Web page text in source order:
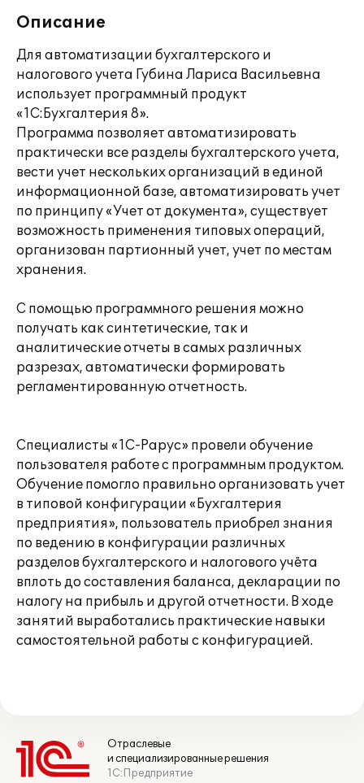
Описание
Для автоматизации бухгалтерского и
налогового учета Губина Лариса Васильевна
использует программный продукт
«1С:Бухгалтерия 8».
Программа позволяет автоматизировать
практически все разделы бухгалтерского учета,
вести учет нескольких организаций в единой
информационной базе, автоматизировать учет
по принципу «Учет от документа», существует
возможность применения типовых операций,
организован партионный учет, учет по местам
хранения.
С помощью программного решения можно
получать как синтетические, так и
аналитические отчеты в самых различных
разрезах, автоматически формировать
регламентированную отчетность.
Специалисты «1С-Рарус» провели обучение
пользователя работе с программным продуктом.
Обучение помогло правильно организовать учет
в типовой конфигурации «Бухгалтерия
предприятия», пользователь приобрел знания
по ведению в конфигурации различных
разделов бухгалтерского и налогового учёта
вплоть до составления баланса, декларации по
налогу на прибыль и другой отчетности. В ходе
занятий выработались практические навыки
самостоятельной работы с конфигурацией.
Отраслевые
и специализированные решения
1С:Предприятие